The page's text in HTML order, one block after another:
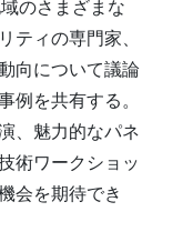
のさまざまな
ティの専門家、
向について議論
例を共有する。
、魅力的なパネ
術ワークショッ
会を期待でき